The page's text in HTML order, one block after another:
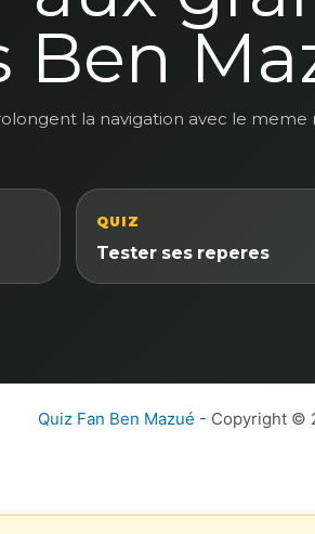
Ben
la navigation avec le meme
QUIZ
Tester ses reperes
Quiz Fan Ben Mazué - Copyright ©